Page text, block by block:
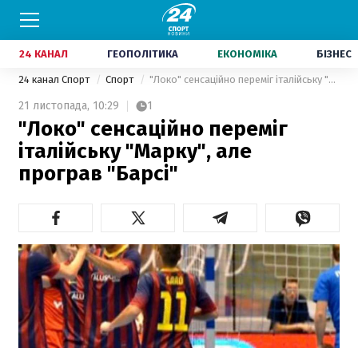
24 КАНАЛ ГЕОПОЛІТИКА ЕКОНОМІКА БІЗНЕС
24 канал Спорт Спорт "Локо" сенсаційно переміг італійську "Марку", але програв "Барсі"
21 листопада, 10:29 1
"Локо" сенсаційно переміг
італійську "Марку", але
програв "Барсі"